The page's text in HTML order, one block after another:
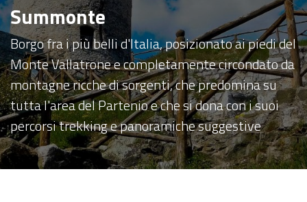
Summonte
Borgo fra i più belli d'Italia, posizionato ai piedi del
Monte Vallatrone e completamente circondato da
montagne ricche di sorgenti, che predomina su
tutta l'area del Partenio e che si dona con i suoi
percorsi trekking e panoramiche suggestive